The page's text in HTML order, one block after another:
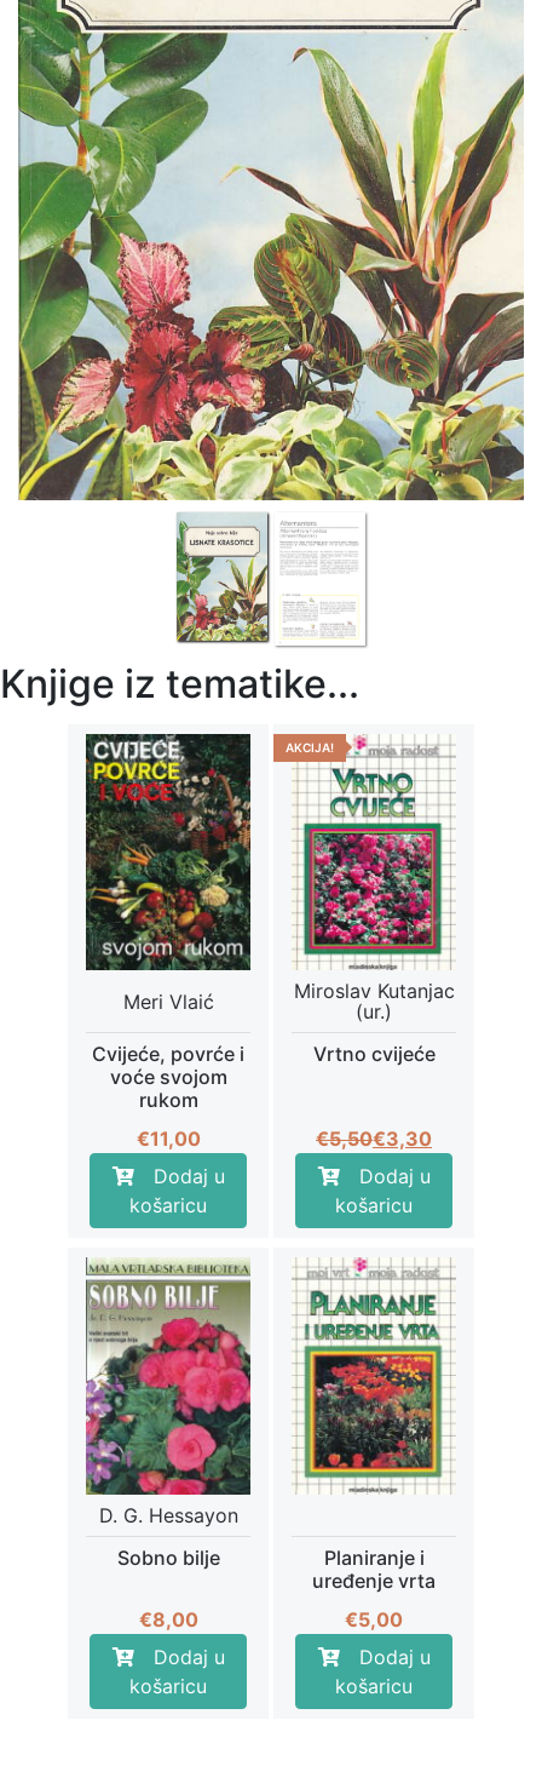
Previous Next
Knjige iz tematike...
Meri Vlaić
Cvijeće, povrće i
voće svojom
rukom
€11,00
Dodaj u
košaricu
AKCIJA!
Miroslav Kutanjac
(ur.)
Vrtno cvijeće
€5,50Izvorna
cijena
bila
je:
€5,50.
€3,30
Trenutna
cijena
je:
€3,30.
Dodaj u
košaricu
D. G. Hessayon
Sobno bilje
€8,00
Dodaj u
košaricu
Planiranje i
uređenje vrta
€5,00
Dodaj u
košaricu